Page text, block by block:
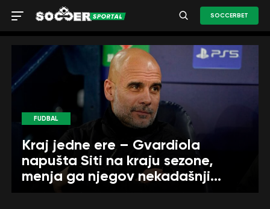
SOCCERBET
FUDBAL
Kraj jedne ere – Gvardiola
napušta Siti na kraju sezone,
menja ga njegov nekadašnji